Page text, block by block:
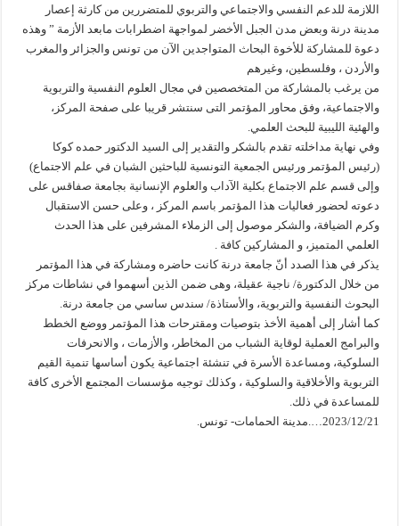
اللازمة للدعم النفسي والاجتماعي والتربوي للمتضررين من كارثة إعصار
مدينة درنة وبعض مدن الجبل الأخضر لمواجهة اضطرابات مابعد الأزمة ” وهذه
دعوة للمشاركة للأخوة البحاث المتواجدين الآن من تونس والجزائر والمغرب
والأردن ، وفلسطين، وغيرهم
من يرغب بالمشاركة من المتخصصين في مجال العلوم النفسية والتربوية
والاجتماعية، وفق محاور المؤتمر التى سنتشر قريبا على صفحة المركز،
والهئية الليبية للبحث العلمي.
وفي نهاية مداخلته تقدم بالشكر والتقدير إلى السيد الدكتور حمده كوكا
(رئيس المؤتمر ورئيس الجمعية التونسية للباحثين الشبان في علم الاجتماع)
وإلى قسم علم الاجتماع بكلية الآداب والعلوم الإنسانية بجامعة صفاقس على
دعوته لحضور فعاليات هذا المؤتمر باسم المركز ، وعلى حسن الاستقبال
وكرم الضيافة، والشكر موصول إلى الزملاء المشرفين على هذا الحدث
العلمي المتميز، و المشاركين كافة .
يذكر في هذا الصدد أنّ جامعة درنة كانت حاضره ومشاركة في هذا المؤتمر
من خلال الدكتورة/ ناجية عقيلة، وهى ضمن الذين أسهموا في نشاطات مركز
البحوث النفسية والتربوية، والأستاذة/ سندس ساسي من جامعة درنة.
كما أشار إلى أهمية الأخذ بتوصيات ومقترحات هذا المؤتمر ووضع الخطط
والبرامج العملية لوقاية الشباب من المخاطر، والأزمات ، والانحرفات
السلوكية، ومساعدة الأسرة في تنشئة اجتماعية يكون أساسها تنمية القيم
التربوية والأخلاقية والسلوكية ، وكذلك توجيه مؤسسات المجتمع الأخرى كافة
للمساعدة في ذلك.
2023/12/21….مدينة الحمامات- تونس.